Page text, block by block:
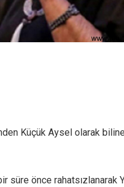
Küçük Aysel olarak
süre önce rahatsızlanarak